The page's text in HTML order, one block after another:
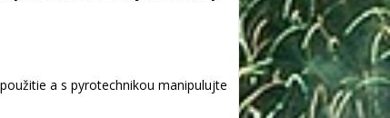
a s pyrotechnikou manipulujte